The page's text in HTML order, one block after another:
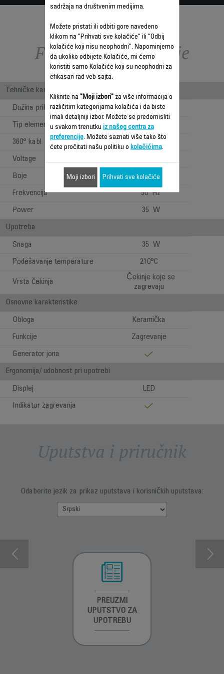
Funkcije – poređenje
Tehničke karakteristike
Dužina priključnog kabla 1.80 m
Tip elementa za zagrevanje Keramika
360° kabl
Voltage
Boje Crna & Crvena
Frekvencija 50 Hz
Power 35 W
Upotreba
Snaga 35 W
Podešavanje temperature 210°C
Vrsta čekinja
Čekinje koje se
zagrevaju
Osnovne karakteristike
Obloga Keramička
Funkcije Zagrevanje
Generator jona
Ergonomija/ udobnost pri upotrebi
Displej LED
Indikator zagrevanja
Uputstva i priručnik
Odaberite jezik za prikaz uputstava i korisničkih uputstava:
PREUZMI
UPUTSTVO ZA
UPOTREBU
sadržaja na društvenim medijima.
Možete pristati ili odbiti gore navedeno
klikom na "Prihvati sve kolačiće" ili "Odbij
kolačiće koji nisu neophodni". Napominjemo
da ukoliko odbijete Kolačiće, mi ćemo
koristiti samo Kolačiće koji su neophodni za
efikasan rad veb sajta.
Kliknite na "Moji izbori"za više informacija o
različitim kategorijama kolačića i da biste
imali detaljniji izbor. Možete se predomisliti
u svakom trenutku iz našeg centra za
preferencije. Možete saznati više tako što
ćete pročitati našu politiku o kolačićima.
Moji izbori Prihvati sve kolačiće